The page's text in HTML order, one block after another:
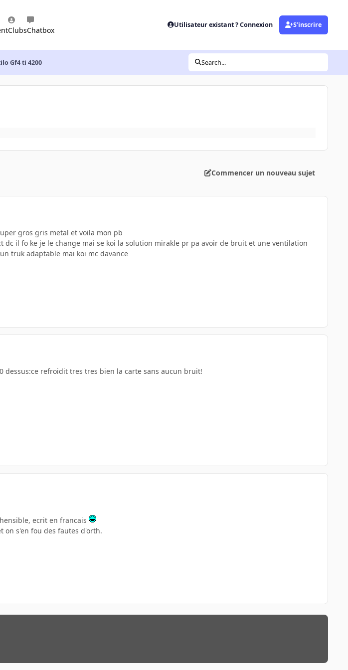
ClubsChatbox
Utilisateur existant ? Connexion S’inscrire
Gf4 ti 4200 Search...
Commencer un nouveau sujet
gros gris metal et voila mon pb
il fo ke je le change mai se koi la solution mirakle pr pa avoir de bruit et une ventilation
truk adaptable mai koi mc davance
dessus:ce refroidit tres tres bien la carte sans aucun bruit!
ecrit en francais
on s'en fou des fautes d'orth.